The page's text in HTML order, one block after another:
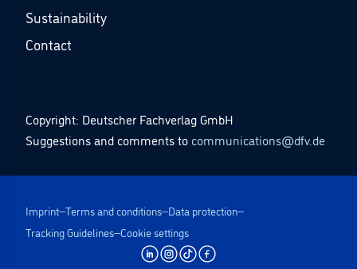
Sustainability
Contact
Copyright: Deutscher Fachverlag GmbH
Suggestions and comments to communications@dfv.de
Imprint Terms and conditions Data protection
Tracking Guidelines Cookie settings